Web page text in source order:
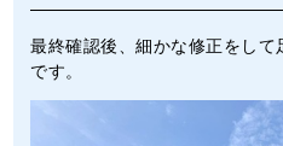
最終確認後、細かな修正をし
です。